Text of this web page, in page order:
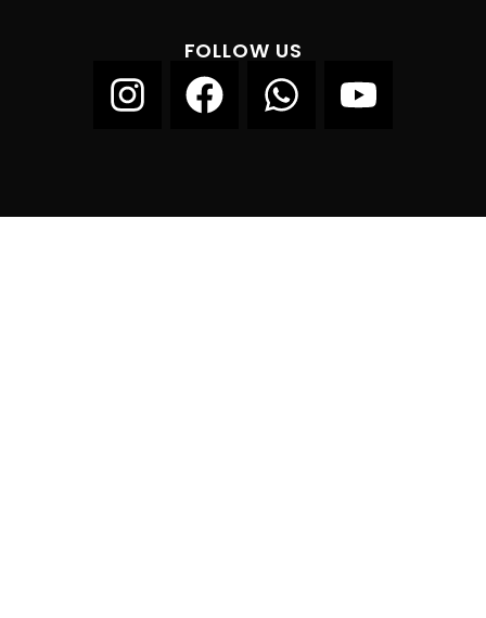
FOLLOW US